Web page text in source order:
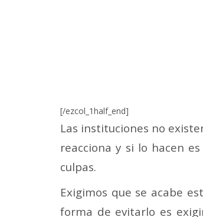
[/ezcol_1half_end]
Las instituciones no
reacciona y si lo hacen
culpas.
Exigimos que se acabe
forma de evitarlo es exigir